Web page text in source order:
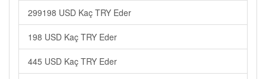
299198 USD Kaç TRY Eder
198 USD Kaç TRY Eder
445 USD Kaç TRY Eder